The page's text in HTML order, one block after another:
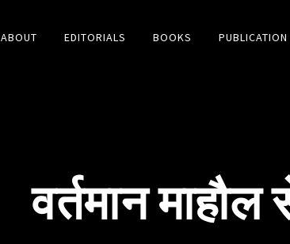
ABOUT EDITORIALS BOOKS PUBLICATION
वर्तमान